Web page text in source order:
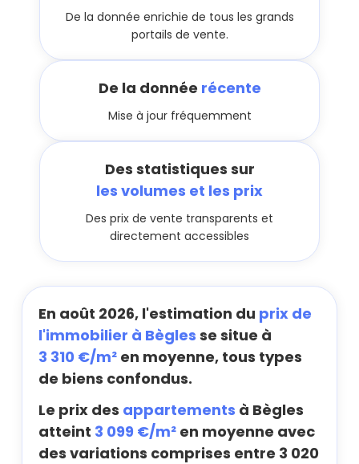
De la donnée enrichie de tous les grands
portails de vente.
De la donnée récente
Mise à jour fréquemment
Des statistiques sur
les volumes et les prix
Des prix de vente transparents et
directement accessibles
En août 2026, l'estimation du prix de
l'immobilier à Bègles se situe à
3 310 €/m² en moyenne, tous types
de biens confondus.
Le prix des appartements à Bègles
atteint 3 099 €/m² en moyenne avec
des variations comprises entre 3 020